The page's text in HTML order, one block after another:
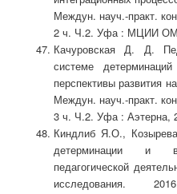
Междун. науч.-практ.
2 ч. Ч.2. Уфа : МЦИИ
Качуровская Д. Д.
системе
перспективы развития
Междун. науч.-практ.
3 ч. Ч.2. Уфа : Аэтерна,
Киндлиб Я.О.,
детерминации и
педагогической